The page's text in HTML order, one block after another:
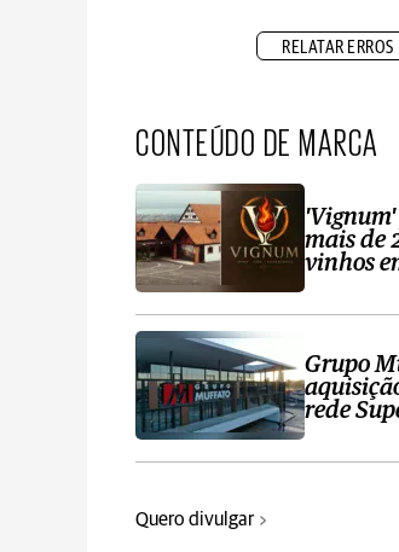
RELATAR ERROS
CONTEÚDO DE MARCA
mais de
vinhos
Grupo
rede
Quero divulgar